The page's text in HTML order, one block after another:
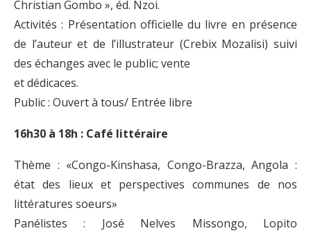
Christian Gombo », éd. Nzoi.
Activités : Présentation officielle du livre en présence
de l’auteur et de l’illustrateur (Crebix Mozalisi) suivi
des échanges avec le public; vente
et dédicaces.
Public : Ouvert à tous/ Entrée libre
16h30 à 18h : Café littéraire
Thème : «Congo-Kinshasa, Congo-Brazza, Angola :
état des lieux et perspectives communes de nos
littératures soeurs»
Panélistes : José Nelves Missongo, Lopito